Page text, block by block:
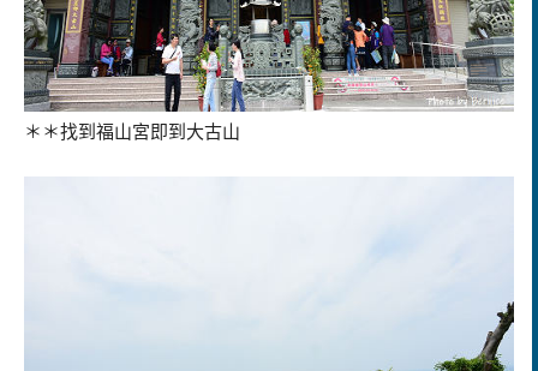
＊＊找到福山宮即到大古山